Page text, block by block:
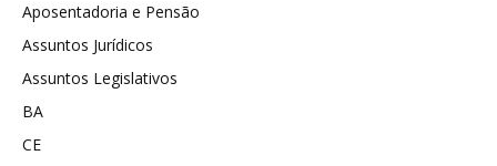
Aposentadoria e Pensão
Assuntos Jurídicos
Assuntos Legislativos
BA
CE